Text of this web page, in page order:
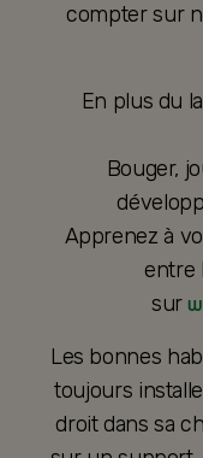
compter sur
En plus du
Bouger,
Apprenez à
entre
sur
Les bonnes
toujours
droit dans sa